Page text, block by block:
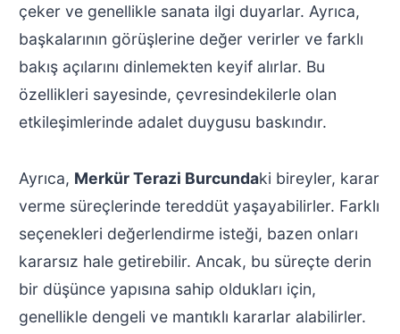
çeker ve genellikle sanata ilgi duyarlar. Ayrıca,
başkalarının görüşlerine değer verirler ve farklı
bakış açılarını dinlemekten keyif alırlar. Bu
özellikleri sayesinde, çevresindekilerle olan
etkileşimlerinde adalet duygusu baskındır.
Ayrıca, Merkür Terazi Burcundaki bireyler, karar
verme süreçlerinde tereddüt yaşayabilirler. Farklı
seçenekleri değerlendirme isteği, bazen onları
kararsız hale getirebilir. Ancak, bu süreçte derin
bir düşünce yapısına sahip oldukları için,
genellikle dengeli ve mantıklı kararlar alabilirler.